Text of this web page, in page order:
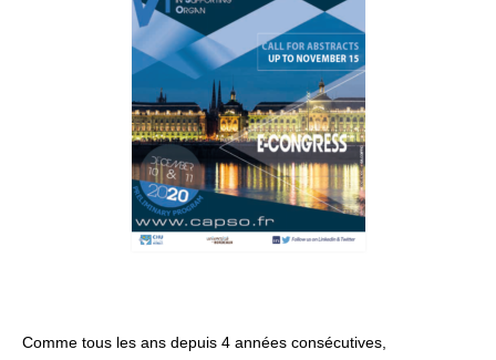
Comme tous les ans depuis 4 années consécutives,